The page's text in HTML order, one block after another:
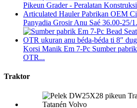
Panyadia Grosir Anu Saé 36.00-25/
Korsi Manik Em 7-Pc Sumber
OTR...
Traktor